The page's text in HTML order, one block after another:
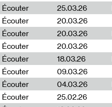
Écouter
25.03.26
Écouter
20.03.26
Écouter
20.03.26
Écouter
20.03.26
Écouter
18.03.26
Écouter
09.03.26
Écouter
04.03.26
Écouter
25.02.26